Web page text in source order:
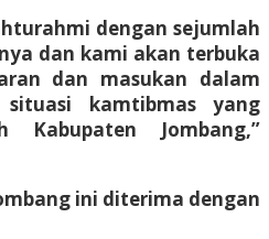
dengan sejumlah
dan kami akan terbuka
dan masukan dalam
kamtibmas yang
Jombang,”
ini diterima dengan